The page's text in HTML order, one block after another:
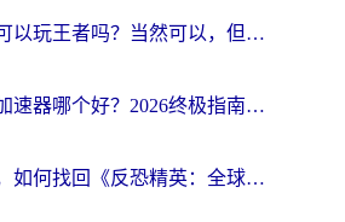
身在国外可以玩王者吗？当然可以，但你需要这份“加速”指南
海外游戏加速器哪个好？2026终极指南帮你畅玩国服+解决卡顿难题
身在海外，如何找回《反恐精英：全球攻势》国服的丝滑手感？一份给你的终极指南